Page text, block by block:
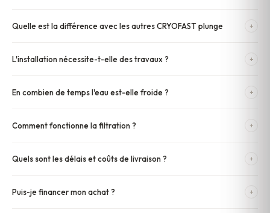
Quelle est la différence avec les autres CRYOFAST plunge +
L'installation nécessite-t-elle des travaux ? +
En combien de temps l'eau est-elle froide ? +
Comment fonctionne la filtration ? +
Quels sont les délais et coûts de livraison ? +
Puis-je financer mon achat ? +